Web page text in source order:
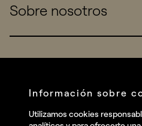
Startups
Work
Sobre nosotros
Talent
Contact
Información sobre
Utilizamos cookies